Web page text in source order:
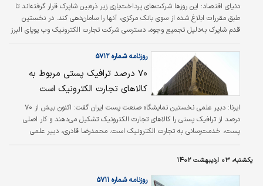
دنياي اقتصاد: این روزها شرکت‌های پرداخت‌یاری زیر ذره‌بین شاپرک قرار گرفته‌اند تا
طبق مقررات ابلاغ شده از سوی بانک مرکزی، آنها را سامان‌دهی کند. در نخستین
قدم شاپرک به‌دلیل تجمیع وجوه، دسترسی شرکت تجارت الکترونیک وب پویای البرز
شاپرک را مسدود کرد. به دنبال این اتفاق، فعالیت‌های دو شرکت مذکور مختل شد و
امکان تعریف مشتری جدید و ارائه سرویس درگاه پرداخت به مشتریان جدید را
نداشتند. مسدود شدن درگاه‌های این دو پرداخت‌یار باعث شد کسب‌وکارهای…
روزنامه شماره ۵۷۱۲
۷۰ درصد ترافیک پستی مربوط به
کالاهای تجارت الکترونیک است
ایرنا: دبیر علمی نخستین نمایشگاه صنعت پست ایران گفت: اکنون بیش از ۷۰
درصد از ترافیک پستی را کالاهای تجارت الکترونیک تشکیل می‌دهند و کار اصلی
پست، خدمت‌رسانی به تجارت الکترونیک است. محمدرضا قادری، دبیر علمی
شرکت ملی پست ایران به عنوان اصلی‌ترین بازیگر حوزه پستی تصمیم دارد که برای
نخستین‌بار کل زنجیره خدمات پستی کشور را در قالب یک نمایشگاه در کنار یکدیگر
جمع کند. این زنجیره از تامین‌کنندگان لوازم و مواد مصرفی خدمات پستی،…
یکشنبه، ۰۳ اردیبهشت ۱۴۰۲
روزنامه شماره ۵۷۱۱